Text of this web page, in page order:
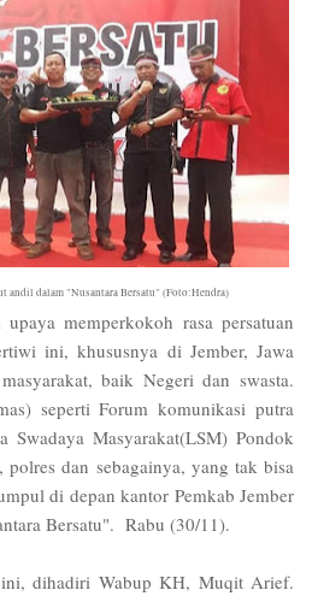
andil dalam "Nusantara Bersatu" (Foto:Hendra)
upaya memperkokoh rasapersatuan
ini, khususnya di Jember, Jawa
baik Negeri dan swasta.
seperti Forum komunikasi putra
Masyarakat(LSM) Pondok
polres dan sebagainya, yang tak bisa
di depan kantor Pemkab Jember
Bersatu". Rabu (30/11).
ini, dihadiri Wabup KH, Muqit Arief.